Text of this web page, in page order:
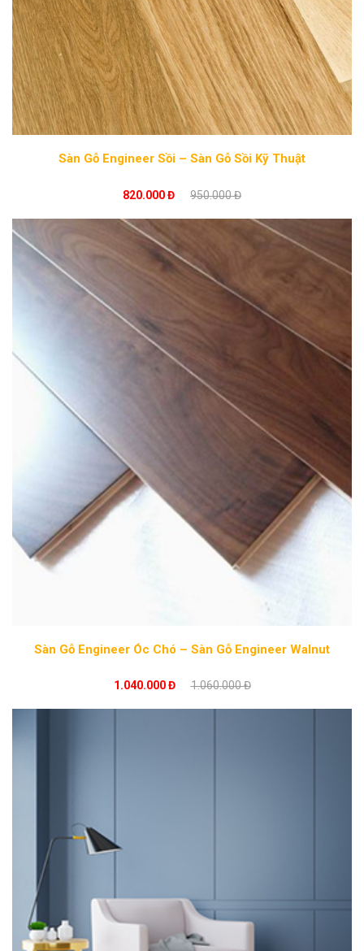
Sàn Gỗ Engineer Sồi – Sàn Gỗ Sồi Kỹ Thuật
820.000 Đ 950.000 Đ
Sàn Gỗ Engineer Óc Chó – Sàn Gỗ Engineer Walnut
1.040.000 Đ 1.060.000 Đ